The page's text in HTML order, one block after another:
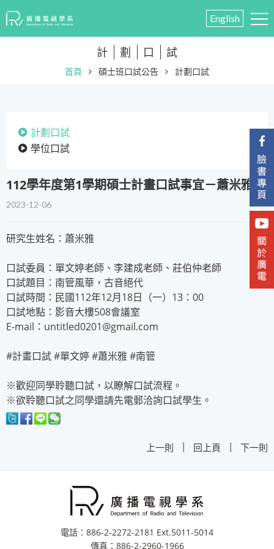
English
計 劃 口 試
首頁 碩士班口試公告 計劃口試
計劃口試
學位口試
112學年度第1學期碩士計畫口試事宜－蕭米雅
2023-12-06
研究生姓名：蕭米雅
口試委員：單文婷老師、李建成老師、莊伯仲老師
口試題目：南管風華，古音絕代
口試時間：民國112年12月18日（一）13：00
口試地點：影音大樓508會議室
E-mail：untitled0201@gmail.com
#計畫口試 #單文婷 #蕭米雅 #南管
※歡迎同學聆聽口試，以瞭解口試流程。
※欲聆聽口試之同學還請先電郵洽詢口試學生。
上一則 | 回上頁 | 下一則
電話：886-2-2272-2181 Ext.5011-5014
傳真：886-2-2960-1966